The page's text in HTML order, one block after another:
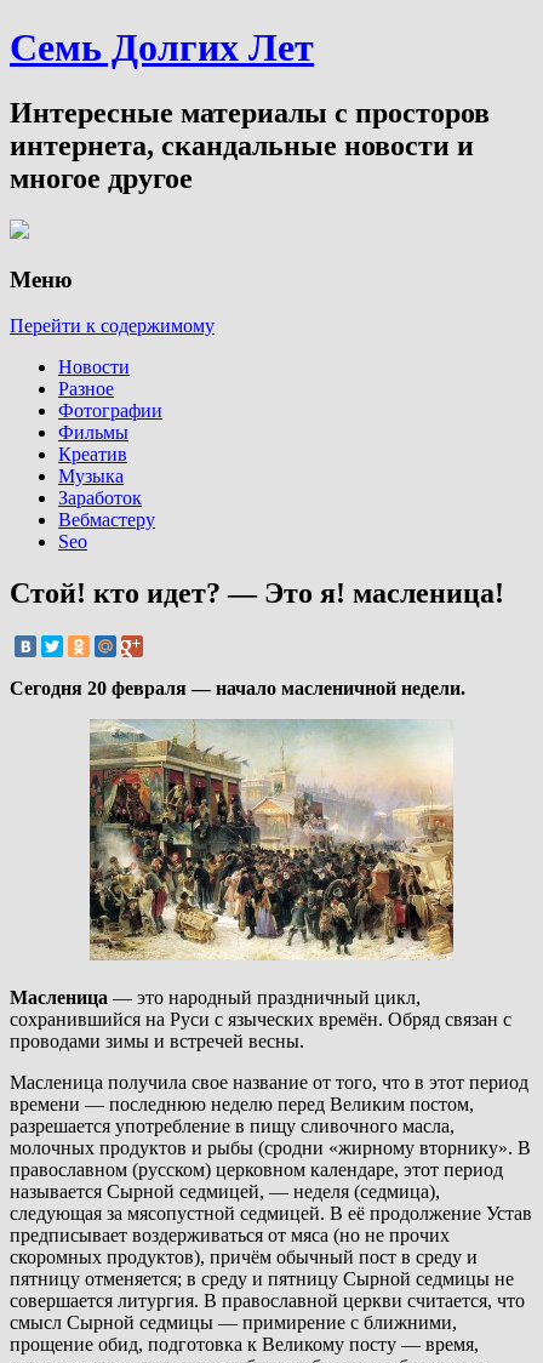
Семь Долгих Лет
Интересные материалы с просторов
интернета, скандальные новости и
многое другое
Меню
Перейти к содержимому
Новости
Разное
Фотографии
Фильмы
Креатив
Музыка
Заработок
Вебмастеру
Seo
Стой! кто идет? — Это я! масленица!
Сегодня 20 февраля — начало масленичной недели.
Масленица — это народный праздничный цикл,
сохранившийся на Руси с языческих времён. Обряд связан с
проводами зимы и встречей весны.
Масленица получила свое название от того, что в этот период
времени — последнюю неделю перед Великим постом,
разрешается употребление в пищу сливочного масла,
молочных продуктов и рыбы (сродни «жирному вторнику». В
православном (русском) церковном календаре, этот период
называется Сырной седмицей, — неделя (седмица),
следующая за мясопустной седмицей. В её продолжение Устав
предписывает воздерживаться от мяса (но не прочих
скоромных продуктов), причём обычный пост в среду и
пятницу отменяется; в среду и пятницу Сырной седмицы не
совершается литургия. В православной церкви считается, что
смысл Сырной седмицы — примирение с ближними,
прощение обид, подготовка к Великому посту — время,